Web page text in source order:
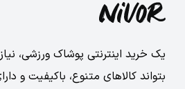
یک خرید اینترنتی پوشاک ورزشی،
بتواند کالاهای متنوع، باکیفیت و